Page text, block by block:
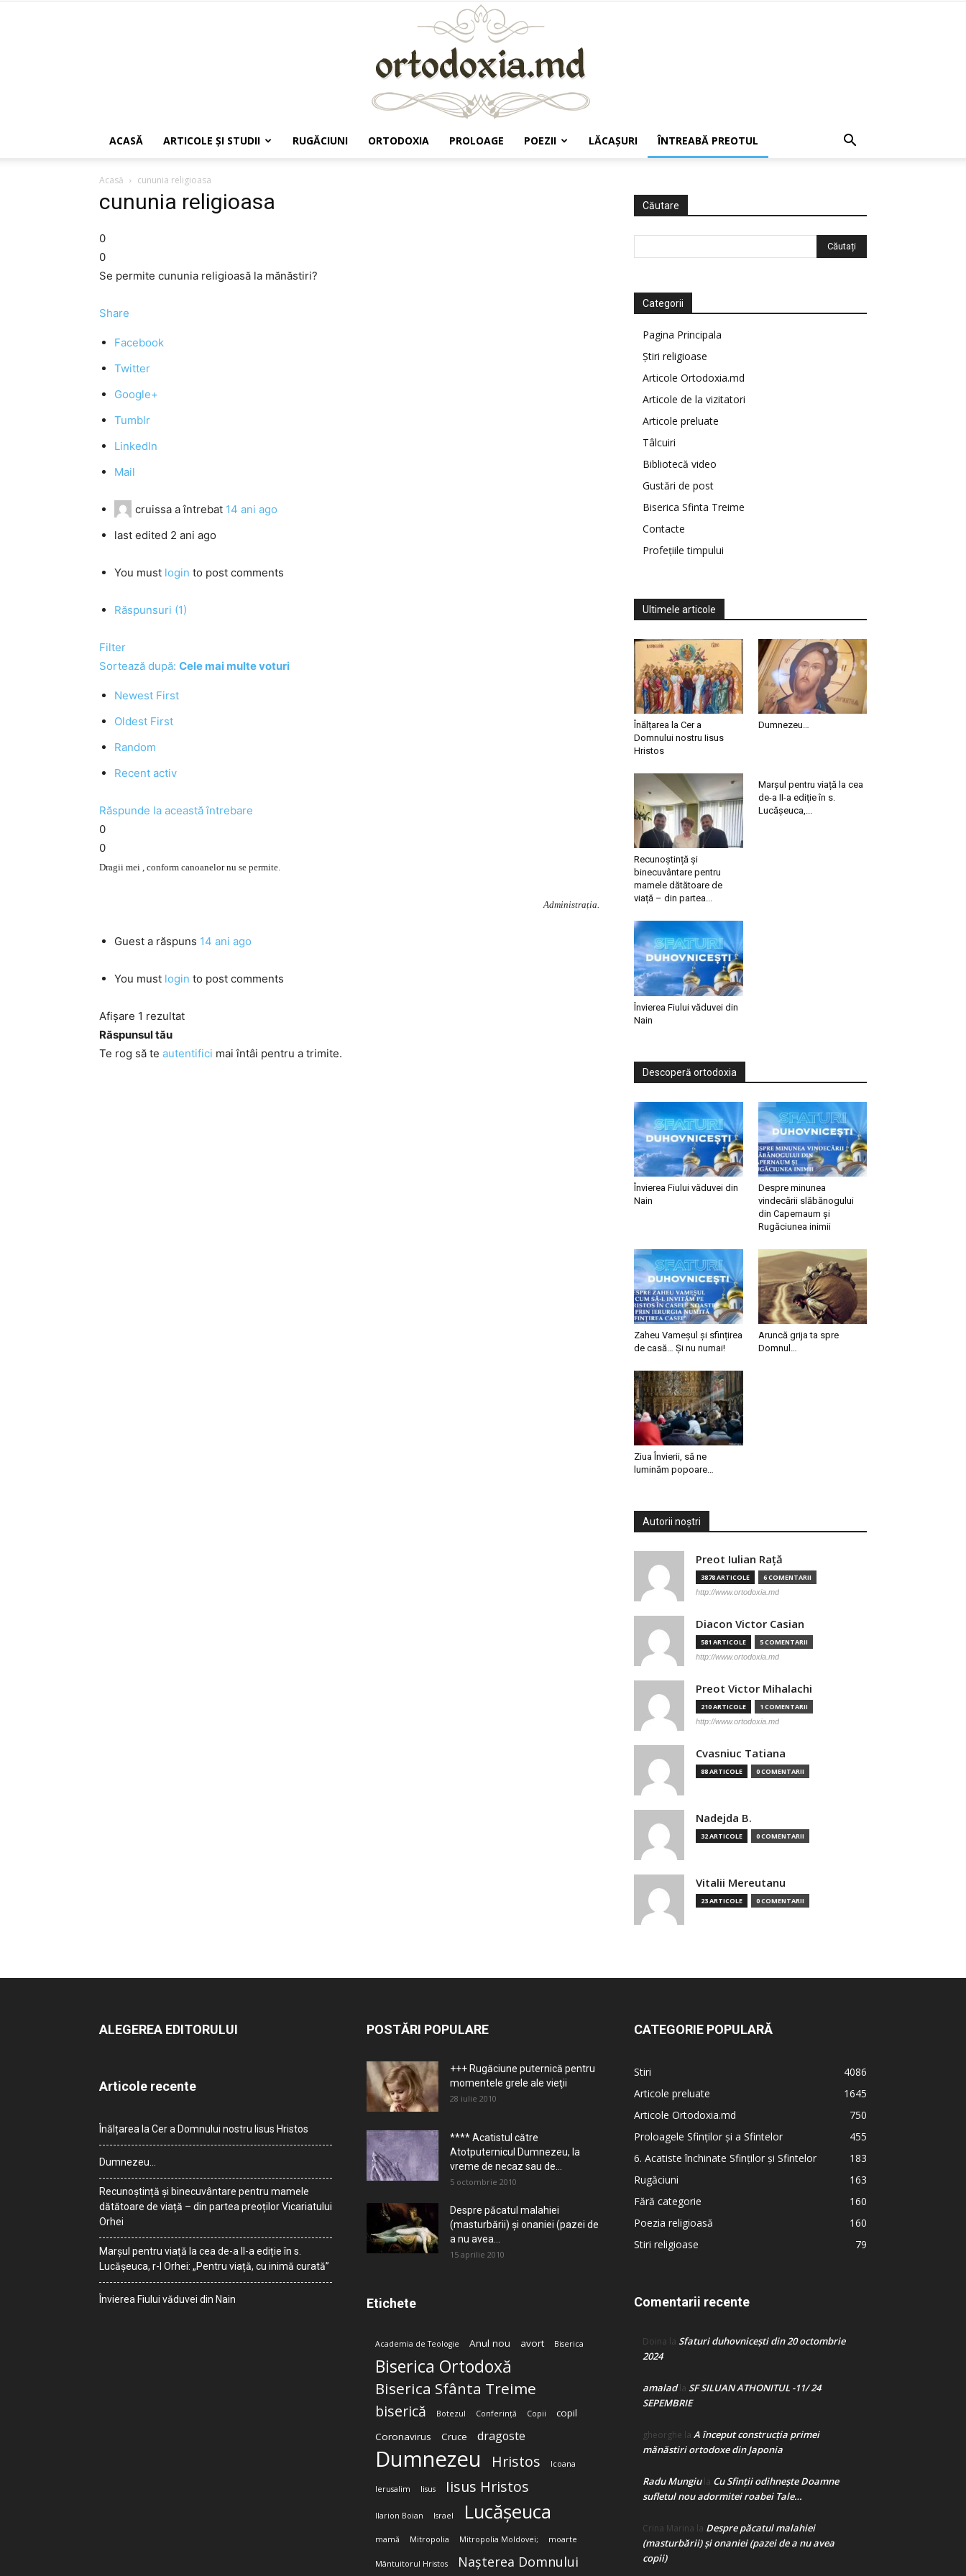
ACASĂ ARTICOLE ŞI STUDII RUGĂCIUNI ORTODOXIA PROLOAGE POEZII LĂCAŞURI ÎNTREABĂ PREOTUL
Acasă cununia religioasa
cununia religioasa
0
0
Se permite cununia religioasă la mănăstiri?
Share
Facebook
Twitter
Google+
Tumblr
LinkedIn
Mail
cruissa a întrebat 14 ani ago
last edited 2 ani ago
You must login to post comments
Răspunsuri (1)
Filter
Sortează după: Cele mai multe voturi
Newest First
Oldest First
Random
Recent activ
Răspunde la această întrebare
0
0
Dragii mei , conform canoanelor nu se permite.
Administrația.
Guest a răspuns 14 ani ago
You must login to post comments
Afișare 1 rezultat
Răspunsul tău
Te rog să te autentifici mai întâi pentru a trimite.
Căutare
Categorii
Pagina Principala
Știri religioase
Articole Ortodoxia.md
Articole de la vizitatori
Articole preluate
Tâlcuiri
Bibliotecă video
Gustări de post
Biserica Sfinta Treime
Contacte
Profețiile timpului
Ultimele articole
Înălțarea la Cer a
Domnului nostru Iisus
Hristos
Dumnezeu…
Recunoștință și
binecuvântare pentru
mamele dătătoare de
viață – din partea...
Marșul pentru viață la cea
de-a II-a ediție în s.
Lucășeuca,...
Învierea Fiului văduvei din
Nain
Descoperă ortodoxia
Învierea Fiului văduvei din
Nain
Despre minunea
vindecării slăbănogului
din Capernaum și
Rugăciunea inimii
Zaheu Vameșul și sfințirea
de casă… Și nu numai!
Aruncă grija ta spre
Domnul…
Ziua Învierii, să ne
luminăm popoare…
Autorii noștri
Preot Iulian Raţă
3878 ARTICOLE 6 COMENTARII
http://www.ortodoxia.md
Diacon Victor Casian
581 ARTICOLE 5 COMENTARII
http://www.ortodoxia.md
Preot Victor Mihalachi
210 ARTICOLE 1 COMENTARII
http://www.ortodoxia.md
Cvasniuc Tatiana
88 ARTICOLE 0 COMENTARII
Nadejda B.
32 ARTICOLE 0 COMENTARII
Vitalii Mereutanu
23 ARTICOLE 0 COMENTARII
ALEGEREA EDITORULUI
Articole recente
Înălțarea la Cer a Domnului nostru Iisus Hristos
Dumnezeu…
Recunoștință și binecuvântare pentru mamele
dătătoare de viață – din partea preoților Vicariatului
Orhei
Marșul pentru viață la cea de-a II-a ediție în s.
Lucășeuca, r-l Orhei: „Pentru viață, cu inimă curată”
Învierea Fiului văduvei din Nain
POSTĂRI POPULARE
+++ Rugăciune puternică pentru
momentele grele ale vieţii
28 iulie 2010
**** Acatistul către
Atotputernicul Dumnezeu, la
vreme de necaz sau de...
5 octombrie 2010
Despre păcatul malahiei
(masturbării) şi onaniei (pazei de
a nu avea...
15 aprilie 2010
Etichete
Academia de Teologie Anul nou avort Biserica
Biserica Ortodoxă
Biserica Sfânta Treime
biserică Botezul Conferință Copii
copil
Coronavirus
Cruce dragoste
Dumnezeu Hristos Icoana
Ierusalim Iisus Iisus Hristos
Ilarion Boian Israel Lucășeuca
mamă Mitropolia Mitropolia Moldovei; moarte
Mântuitorul Hristos Nașterea Domnului
CATEGORIE POPULARĂ
Stiri
4086
Articole preluate
1645
Articole Ortodoxia.md
750
Proloagele Sfinților și a Sfintelor
455
6. Acatiste închinate Sfinților și Sfintelor
183
Rugăciuni
163
Fără categorie
160
Poezia religioasă
160
Stiri religioase
79
Comentarii recente
Doina la Sfaturi duhovnicești din 20 octombrie
2024
amaladla SF SILUAN ATHONITUL -11/ 24
SEPEMBRIE
gheorghe la A început construcţia primei
mănăstiri ortodoxe din Japonia
Radu Mungiula Cu Sfinții odihnește Doamne
sufletul nou adormitei roabei Tale…
Crina Marina la Despre păcatul malahiei
(masturbării) şi onaniei (pazei de a nu avea
copii)